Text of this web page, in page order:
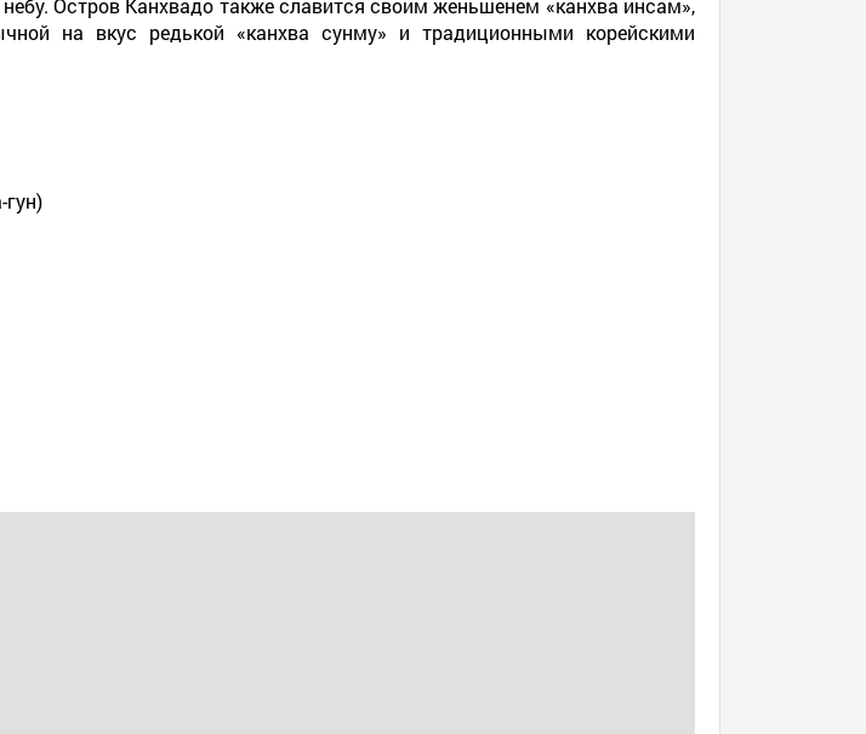
Остров Канхвадо также славится своим женьшенем «канхва инсам»,
на вкус редькой «канхва сунму» и традиционными корейскими
гун)